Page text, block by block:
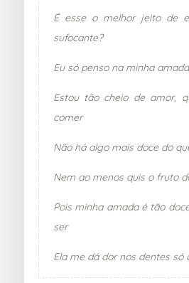
É esse o melhor jeito de
sufocante?
Eu só penso na minha amada
Estou tão cheio de amor,
comer
Não há algo mais doce do
Nem ao menos quis o fruto
Pois minha amada é tão
ser
Ela me dá dor nos dentes só